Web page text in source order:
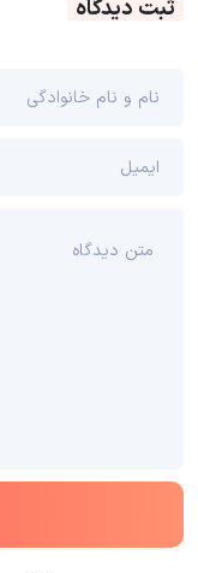
ثبت دیدگاه